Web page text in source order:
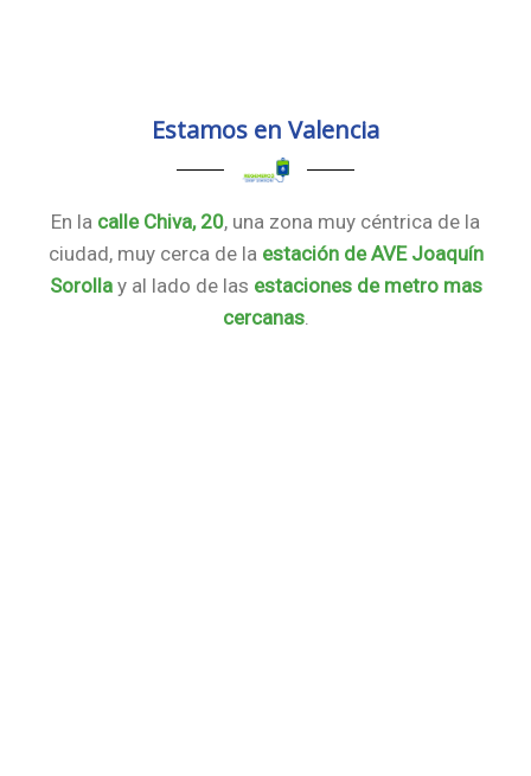
Estamos en Valencia
En la calle Chiva, 20, una zona muy céntrica de la
ciudad, muy cerca de la estación de AVE Joaquín
Sorollay al lado de las estaciones de metro mas
cercanas.